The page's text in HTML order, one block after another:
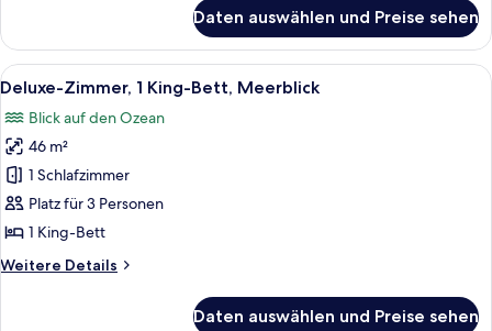
Zimmer,
1 King-
Bett
Daten auswählen und Preise sehen
Alle
Fotos
für
Deluxe-
Zimmer,
1 King-
Bett,
anzeigen
Ein modernes Hotelzimmer mit
6
Deluxe-Zimmer, 1 King-Bett, Meerblick
Blick auf den Ozean
46 m²
1 Schlafzimmer
Platz für 3 Personen
1 King-Bett
Weitere Details
Weitere
Daten auswählen und Preise sehen